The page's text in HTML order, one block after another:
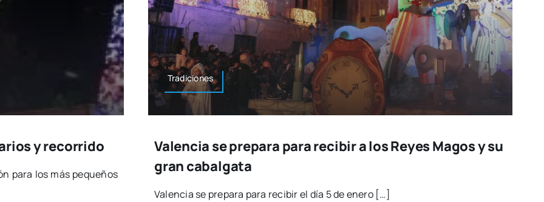
y recorrido
para los más peque­ños
Tra­di­cio­nes
Valencia se prepara para recibir a los Reyes Magos y su
gran cabalgata
Valen­cia se pre­pa­ra para reci­bir el día 5 de enero […]